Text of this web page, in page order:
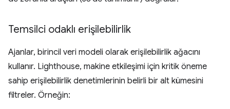
Temsilci odaklı erişilebilirlik
Ajanlar, birincil veri modeli olarak erişilebilirlik ağacını
kullanır. Lighthouse, makine etkileşimi için kritik öneme
sahip erişilebilirlik denetimlerinin belirli bir alt kümesini
filtreler. Örneğin: